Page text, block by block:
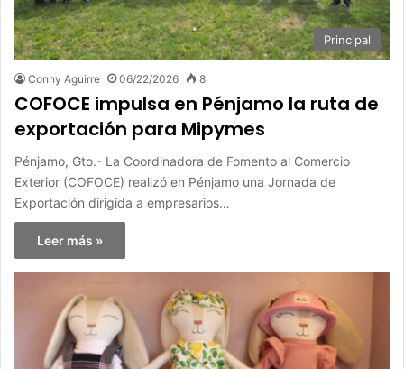
Principal
Conny Aguirre 06/22/2026 8
COFOCE impulsa en Pénjamo la ruta de
exportación para Mipymes
Pénjamo, Gto.- La Coordinadora de Fomento al Comercio
Exterior (COFOCE) realizó en Pénjamo una Jornada de
Exportación dirigida a empresarios…
Leer más »